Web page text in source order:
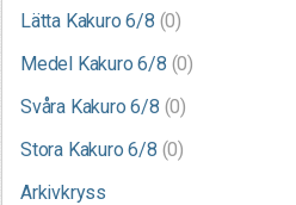
Lätta Kakuro 6/8 (0)
Medel Kakuro 6/8 (0)
Svåra Kakuro 6/8 (0)
Stora Kakuro 6/8 (0)
Arkivkryss